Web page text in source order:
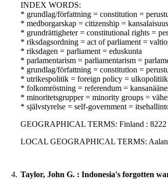
INDEX WORDS:
* grundlag/författning = constitution =
* medborgarskap = citizenship = kansalaisuus
* grundrättigheter = constitutional rights =
* riksdagsordning = act of parliament =
* riksdagen = parliament = eduskunta
* parlamentarism = parliamentarism =
* grundlag/författning = constitution =
* utrikespolitik = foreign policy =
* folkomröstning = referendum =
* minoritetsgrupper = minority groups =
* självstyrelse = self-government =
GEOGRAPHICAL TERMS: Finland : 8222
LOCAL GEOGRAPHICAL TERMS:
4. Taylor, John G. : Indonesia's forgotten